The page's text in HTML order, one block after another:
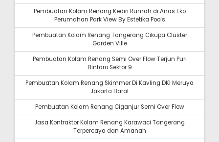
Pembuatan Kolam Renang Kediri Rumah dr.Anas Eko
Perumahan Park View By Estetika Pools
Pembuatan Kolam Renang Tangerang Cikupa Cluster
Garden Ville
Pembuatan Kolam Renang Semi Over Flow Terjun Puri
Bintaro Sektor 9
Pembuatan Kolam Renang Skimmer Di Kavling DKI Meruya
Jakarta Barat
Pembuatan Kolam Renang Ciganjur Semi Over Flow
Jasa Kontraktor Kolam Renang Karawaci Tangerang
Terpercaya dan Amanah